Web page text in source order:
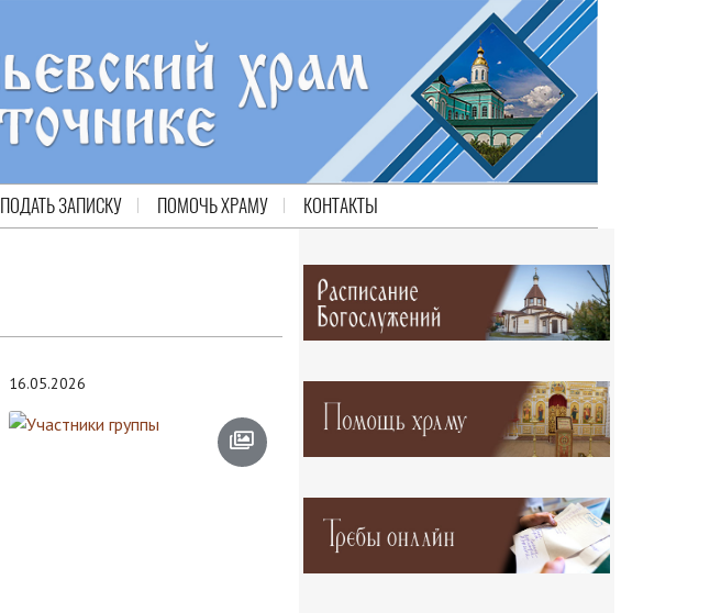
ПОДАТЬ ЗАПИСКУ ПОМОЧЬ ХРАМУ КОНТАКТЫ
16.05.2026